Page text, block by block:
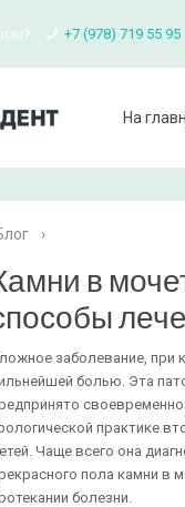
+7 (978) 719 55 95
На
›
в
заболевание, при
болью. Эта
практике
Чаще всего она
пола камни в
болезни.